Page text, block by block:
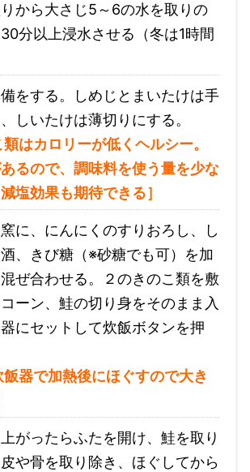
から大さじ5～6の水を取りの
分以上浸水させる（冬は1時間
をする。しめじとまいたけは手
しいたけは薄切りにする。
類はカロリーが低くヘルシー。
るので、調味料を使う量を少な
塩効果も期待できる］
に、にんにくのすりおろし、し
、きび糖（※砂糖でも可）を加
ぜ合わせる。２のきのこ類を敷
ーン、鮭の切り身をそのまま入
にセットして炊飯ボタンを押
飯器で加熱後にほぐすので大き
がったらふたを開け、鮭を取り
や骨を取り除き、ほぐしてから